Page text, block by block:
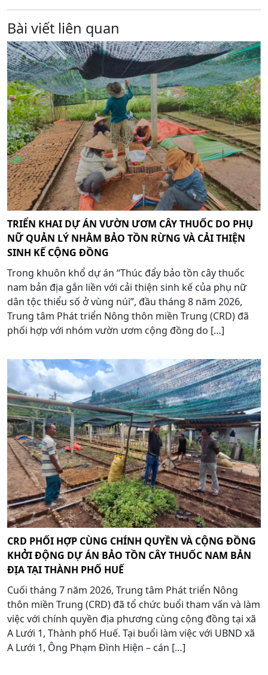
Bài viết liên quan
TRIỂN KHAI DỰ ÁN VƯỜN ƯƠM CÂY THUỐC DO PHỤ
NỮ QUẢN LÝ NHẰM BẢO TỒN RỪNG VÀ CẢI THIỆN
SINH KẾ CỘNG ĐỒNG
Trong khuôn khổ dự án “Thúc đẩy bảo tồn cây thuốc
nam bản địa gắn liền với cải thiện sinh kế của phụ nữ
dân tộc thiểu số ở vùng núi”, đầu tháng 8 năm 2026,
Trung tâm Phát triển Nông thôn miền Trung (CRD) đã
phối hợp với nhóm vườn ươm cộng đồng do […]
CRD PHỐI HỢP CÙNG CHÍNH QUYỀN VÀ CỘNG ĐỒNG
KHỞI ĐỘNG DỰ ÁN BẢO TỒN CÂY THUỐC NAM BẢN
ĐỊA TẠI THÀNH PHỐ HUẾ
Cuối tháng 7 năm 2026, Trung tâm Phát triển Nông
thôn miền Trung (CRD) đã tổ chức buổi tham vấn và làm
việc với chính quyền địa phương cùng cộng đồng tại xã
A Lưới 1, Thành phố Huế. Tại buổi làm việc với UBND xã
A Lưới 1, Ông Phạm Đình Hiện – cán […]